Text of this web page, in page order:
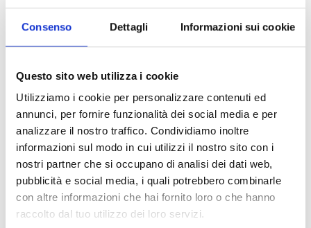
Consenso Dettagli Informazioni sui cookie
Questo sito web utilizza i cookie
Utilizziamo i cookie per personalizzare contenuti ed
annunci, per fornire funzionalità dei social media e per
analizzare il nostro traffico. Condividiamo inoltre
informazioni sul modo in cui utilizzi il nostro sito con i
nostri partner che si occupano di analisi dei dati web,
pubblicità e social media, i quali potrebbero combinarle
con altre informazioni che hai fornito loro o che hanno
raccolto dal tuo utilizzo dei loro servizi.
Inoltre vi aspettano tante attività entusiasmanti:
un laboratorio creativo presso la sede base, racconti
di fiabe al Damml e una caccia al tesoro natalizia con
vostra ricompensa domenica dalle 15:00 alle 17:00 in
Anche i negozi di Silandro saranno aperti sabato e
domenica, sia la mattina che il pomeriggio – l’ideale
per lo shopping natalizio tra suoni e luci di Natale.
Informazioni
http://www.silandro-lasa.it